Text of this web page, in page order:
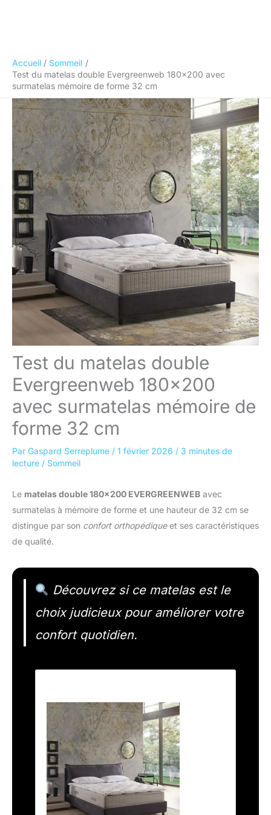
Accueil
Sommeil
Test du matelas double Evergreenweb 180×200 avec
surmatelas mémoire de forme 32 cm
Test du matelas double
Evergreenweb 180×200
avec surmatelas mémoire de
forme 32 cm
Par Gaspard Serreplume / 1 février 2026 / 3 minutes de
lecture / Sommeil
Le matelas double 180×200 EVERGREENWEB avec
surmatelas à mémoire de forme et une hauteur de 32 cm se
distingue par son confort orthopédiqueet ses caractéristiques
de qualité.
Découvrez si ce matelas est le
choix judicieux pour améliorer votre
confort quotidien.